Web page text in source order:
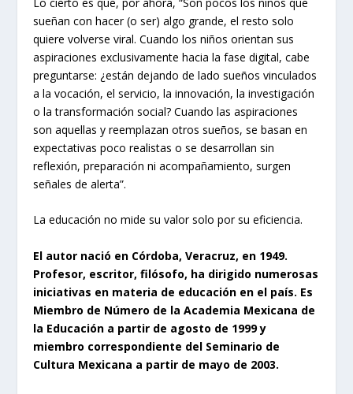
sueñan con hacer (o ser) algo grande, el resto solo
quiere volverse viral. Cuando los niños orientan sus
aspiraciones exclusivamente hacia la fase digital, cabe
preguntarse: ¿están dejando de lado sueños vinculados
a la vocación, el servicio, la innovación, la investigación
o la transformación social? Cuando las aspiraciones
son aquellas y reemplazan otros sueños, se basan en
expectativas poco realistas o se desarrollan sin
reflexión, preparación ni acompañamiento, surgen
señales de alerta”.
La educación no mide su valor solo por su eficiencia.
El autor nació en Córdoba, Veracruz, en 1949.
Profesor, escritor, filósofo, ha dirigido numerosas
iniciativas en materia de educación en el país. Es
Miembro de Número de la Academia Mexicana de
la Educación a partir de agosto de 1999 y
miembro correspondiente del Seminario de
Cultura Mexicana a partir de mayo de 2003.